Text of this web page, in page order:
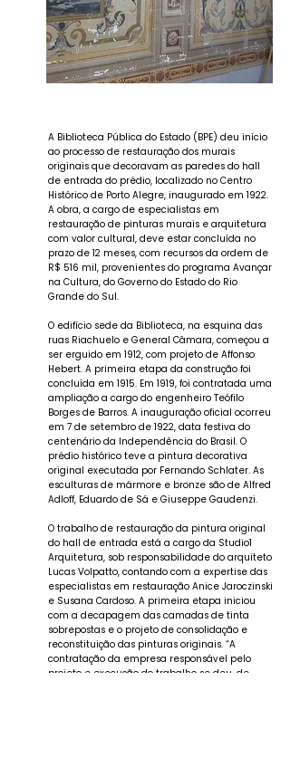
A Biblioteca Pública do Estado (BPE) deu início
ao processo de restauração dos murais
originais que decoravam as paredes do hall
de entrada do prédio, localizado no Centro
Histórico de Porto Alegre, inaugurado em 1922.
A obra, a cargo de especialistas em
restauração de pinturas murais e arquitetura
com valor cultural, deve estar concluída no
prazo de 12 meses, com recursos da ordem de
R$ 516 mil, provenientes do programa Avançar
na Cultura, do Governo do Estado do Rio
Grande do Sul.
O edifício sede da Biblioteca, na esquina das
ruas Riachuelo e General Câmara, começou a
ser erguido em 1912, com projeto de Affonso
Hebert. A primeira etapa da construção foi
concluída em 1915. Em 1919, foi contratada uma
ampliação a cargo do engenheiro Teófilo
Borges de Barros. A inauguração oficial ocorreu
em 7 de setembro de 1922, data festiva do
centenário da Independência do Brasil. O
prédio histórico teve a pintura decorativa
original executada por Fernando Schlater. As
esculturas de mármore e bronze são de Alfred
Adloff, Eduardo de Sá e Giuseppe Gaudenzi.
O trabalho de restauração da pintura original
do hall de entrada está a cargo da Studio1
Arquitetura, sob responsabilidade do arquiteto
Lucas Volpatto, contando com a expertise das
especialistas em restauração Anice Jaroczinski
e Susana Cardoso. A primeira etapa iniciou
com a decapagem das camadas de tinta
sobrepostas e o projeto de consolidação e
reconstituição das pinturas originais. “A
contratação da empresa responsável pelo
projeto e execução do trabalho se deu, de